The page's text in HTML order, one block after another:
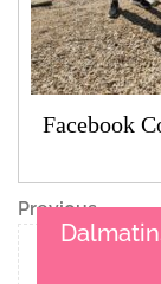
Facebook
objava
Previous
Post
Previous